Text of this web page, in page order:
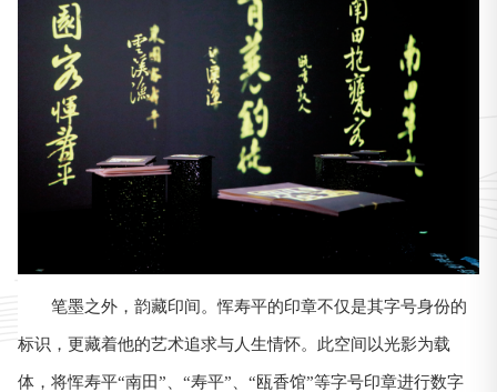
笔墨之外，韵藏印间。恽寿平的印章不仅是其字号身份的
标识，更藏着他的艺术追求与人生情怀。此空间以光影为载
体，将恽寿平“南田”、“寿平”、“瓯香馆”等字号印章进行数字